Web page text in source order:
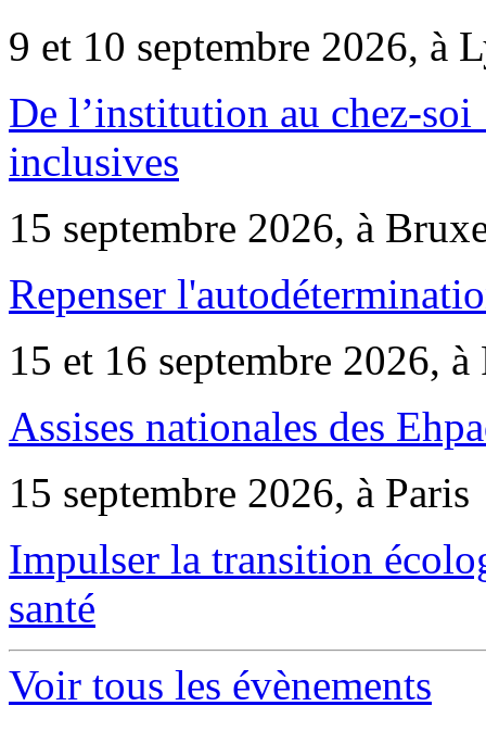
9 et 10 septembre 2026, à
De l’institution au chez-
inclusives
15 septembre 2026, à
Repenser
15 et 16 septembre 2026, à
Assises nationales des
15 septembre 2026, à Paris
Impulser la transition
santé
Voir tous les évènements